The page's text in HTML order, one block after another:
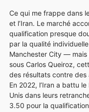
Ce qui me frappe dans
et l’Iran. Le marché
qualification presque
par la qualité
Manchester City — mais
sous Carlos Queiroz,
des résultats contre des
En 2022, l’Iran a battu
Unis dans leurs
3.50 pour la